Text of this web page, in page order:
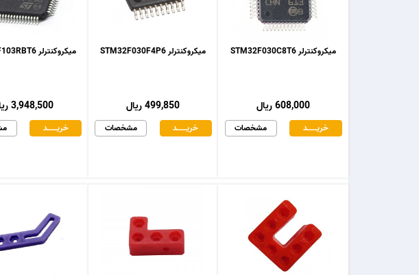
میکروکنترلر STM32F103RBT6
3,948,500 ریال
خریـــــــد
میکروکنترلر STM32F030F4P6
499,850 ریال
مشخصات خریـــــــد
میکروکنترلر STM32F030C8T6
608,000 ریال
مشخصات خریـــــــد